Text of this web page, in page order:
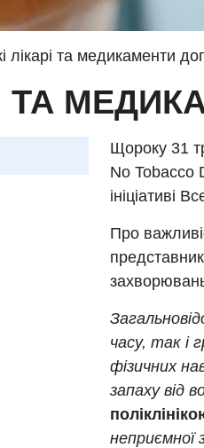
лікарі та медикаменти
ТА
Щороку 31
No Tobacco
ініціативі
Про
часу, так і
фізичних
запаху від
неприємної